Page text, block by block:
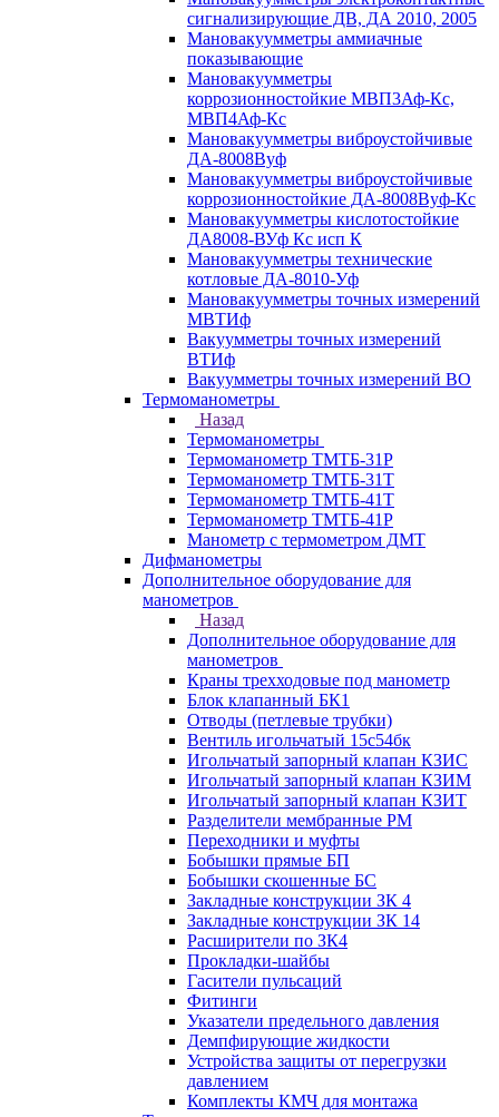
сигнализирующие ДВ, ДА 2010, 2005
Мановакуумметры аммиачные
показывающие
Мановакуумметры
коррозионностойкие МВП3Аф-Кс,
МВП4Аф-Кс
Мановакуумметры виброустойчивые
ДА-8008Вуф
Мановакуумметры виброустойчивые
коррозионностойкие ДА-8008Вуф-Кс
Мановакуумметры кислотостойкие
ДА8008-ВУф Кс исп К
Мановакуумметры технические
котловые ДА-8010-Уф
Мановакуумметры точных измерений
МВТИф
Вакуумметры точных измерений
ВТИф
Вакуумметры точных измерений ВО
Термоманометры
Назад
Термоманометры
Термоманометр ТМТБ-31Р
Термоманометр ТМТБ-31Т
Термоманометр ТМТБ-41Т
Термоманометр ТМТБ-41Р
Манометр с термометром ДМТ
Дифманометры
Дополнительное оборудование для
манометров
Назад
Дополнительное оборудование для
манометров
Краны трехходовые под манометр
Блок клапанный БК1
Отводы (петлевые трубки)
Вентиль игольчатый 15с54бк
Игольчатый запорный клапан КЗИС
Игольчатый запорный клапан КЗИМ
Игольчатый запорный клапан КЗИТ
Разделители мембранные РМ
Переходники и муфты
Бобышки прямые БП
Бобышки скошенные БС
Закладные конструкции ЗК 4
Закладные конструкции ЗК 14
Расширители по ЗК4
Прокладки-шайбы
Гасители пульсаций
Фитинги
Указатели предельного давления
Демпфирующие жидкости
Устройства защиты от перегрузки
давлением
Комплекты КМЧ для монтажа